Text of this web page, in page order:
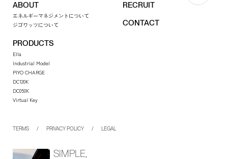
SIMPLE,
ABOUT
エネルギーマネジメントについて
ジゴワッツについて
PRODUCTS
Ella
Industrial Model
PIYO CHARGE
DC120K
DC050K
Virtual Key
RECRUIT
CONTACT
TERMS PRIVACY POLICY LEGAL